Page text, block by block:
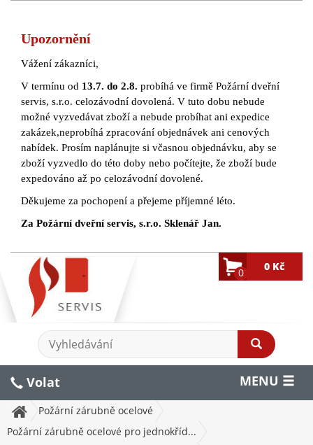
Upozornění
Vážení zákazníci,
V termínu od 13.7. do 2.8. probíhá ve firmě Požární dveřní
servis, s.r.o. celozávodní dovolená. V tuto dobu nebude
možné vyzvedávat zboží a nebude probíhat ani expedice
zakázek,neprobíhá zpracování objednávek ani cenových
nabídek. Prosím naplánujte si včasnou objednávku, aby se
zboží vyzvedlo do této doby nebo počítejte, že zboží bude
expedováno až po celozávodní dovolené.
Děkujeme za pochopení a přejeme příjemné léto.
Za Požární dveřní servis, s.r.o. Sklenář Jan.
0 0 Kč
MENU
Volat
Požární zárubně ocelové
Požární zárubně ocelové pro jednokříd...